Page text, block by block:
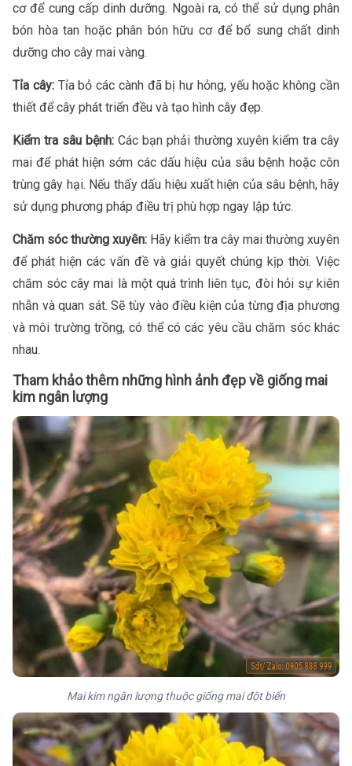
cơ để cung cấp dinh dưỡng. Ngoài ra, có thể sử dụng phân
bón hòa tan hoặc phân bón hữu cơ để bổ sung chất dinh
dưỡng cho cây mai vàng.
Tỉa cây:Tỉa bỏ các cành đã bị hư hỏng, yếu hoặc không cần
thiết để cây phát triển đều và tạo hình cây đẹp.
Kiểm tra sâu bệnh: Các bạn phải thường xuyên kiểm tra cây
mai để phát hiện sớm các dấu hiệu của sâu bệnh hoặc côn
trùng gây hại. Nếu thấy dấu hiệu xuất hiện của sâu bệnh, hãy
sử dụng phương pháp điều trị phù hợp ngay lập tức.
Chăm sóc thường xuyên: Hãy kiểm tra cây mai thường xuyên
để phát hiện các vấn đề và giải quyết chúng kịp thời. Việc
chăm sóc cây mai là một quá trình liên tục, đòi hỏi sự kiên
nhẫn và quan sát. Sẽ tùy vào điều kiện của từng địa phương
và môi trường trồng, có thể có các yêu cầu chăm sóc khác
nhau.
Tham khảo thêm những hình ảnh đẹp về giống mai
kim ngân lượng
Mai kim ngân lượng thuộc giống mai đột biến